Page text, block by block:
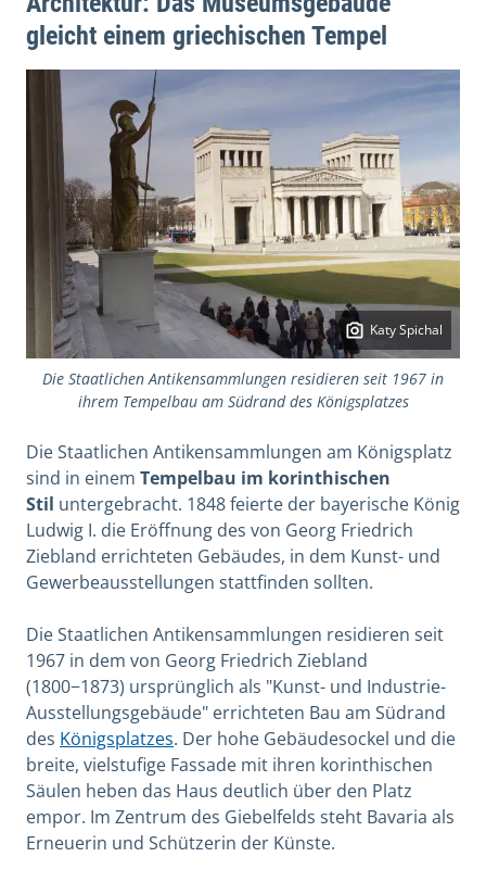
gleicht einem griechischen Tempel
Katy Spichal
Die Staatlichen Antikensammlungen residieren seit 1967 in
ihrem Tempelbau am Südrand des Königsplatzes
Die Staatlichen Antikensammlungen am Königsplatz
sind in einem Tempelbau im korinthischen
Stil untergebracht. 1848 feierte der bayerische König
Ludwig I. die Eröffnung des von Georg Friedrich
Ziebland errichteten Gebäudes, in dem Kunst- und
Gewerbeausstellungen stattfinden sollten.
Die Staatlichen Antikensammlungen residieren seit
1967 in dem von Georg Friedrich Ziebland
(1800−1873) ursprünglich als "Kunst- und Industrie-
Ausstellungsgebäude" errichteten Bau am Südrand
des Königsplatzes. Der hohe Gebäudesockel und die
breite, vielstufige Fassade mit ihren korinthischen
Säulen heben das Haus deutlich über den Platz
empor. Im Zentrum des Giebelfelds steht Bavaria als
Erneuerin und Schützerin der Künste.